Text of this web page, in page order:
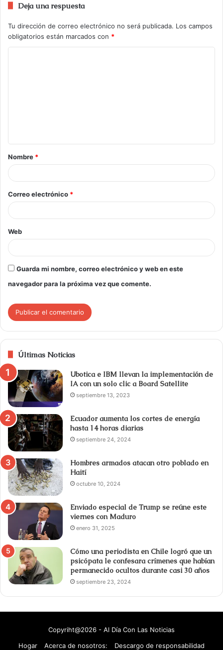
Deja una respuesta
Tu dirección de correo electrónico no será publicada. Los campos
obligatorios están marcados con *
Nombre *
Correo electrónico *
Web
Guarda mi nombre, correo electrónico y web en este
navegador para la próxima vez que comente.
Últimas Noticias
Ubotica e IBM llevan la implementación de
IA con un solo clic a Board Satellite
septiembre 13, 2023
Ecuador aumenta los cortes de energía
hasta 14 horas diarias
septiembre 24, 2024
Hombres armados atacan otro poblado en
Haití
octubre 10, 2024
Enviado especial de Trump se reúne este
viernes con Maduro
enero 31, 2025
Cómo una periodista en Chile logró que un
psicópata le confesara crímenes que habían
permanecido ocultos durante casi 30 años
septiembre 23, 2024
Copyriht@2026 - Al Día Con Las Noticias
Hogar
Acerca de nosotros: Descargo de responsabilidad